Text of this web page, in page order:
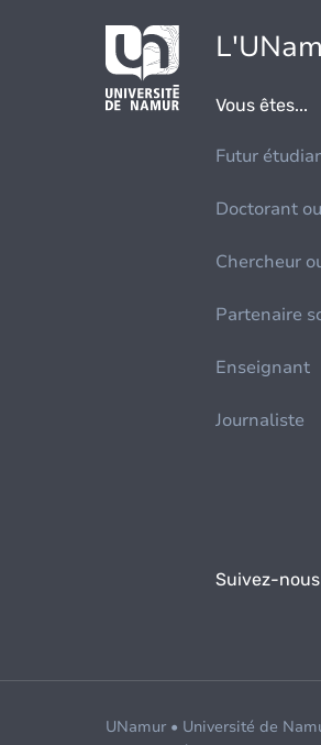
Vous êtes...
Futur
Doctorant
Chercheur
Partenaire
Enseignant
Journaliste
Suivez-nous
UNamur • Université de